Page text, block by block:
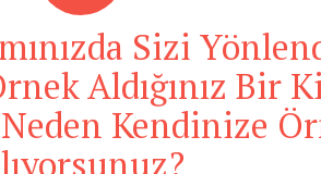
Sizi
Aldığınız Bir
Kendinize